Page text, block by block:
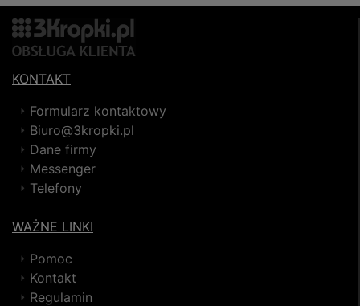
KONTAKT
Formularz kontaktowy
Biuro@3kropki.pl
Dane firmy
Messenger
Telefony
WAŻNE LINKI
Pomoc
Kontakt
Regulamin